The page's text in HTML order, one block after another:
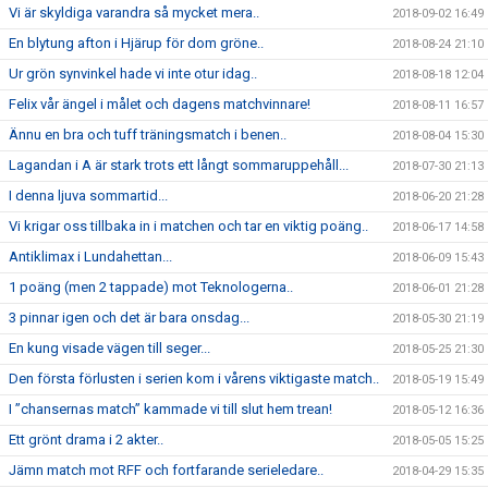
Vi är skyldiga varandra så mycket mera.. 2018-09-02 16:49
En blytung afton i Hjärup för dom gröne.. 2018-08-24 21:10
Ur grön synvinkel hade vi inte otur idag.. 2018-08-18 12:04
Felix vår ängel i målet och dagens matchvinnare! 2018-08-11 16:57
Ännu en bra och tuff träningsmatch i benen.. 2018-08-04 15:30
Lagandan i A är stark trots ett långt sommaruppehåll... 2018-07-30 21:13
I denna ljuva sommartid... 2018-06-20 21:28
Vi krigar oss tillbaka in i matchen och tar en viktig poäng.. 2018-06-17 14:58
Antiklimax i Lundahettan... 2018-06-09 15:43
1 poäng (men 2 tappade) mot Teknologerna.. 2018-06-01 21:28
3 pinnar igen och det är bara onsdag... 2018-05-30 21:19
En kung visade vägen till seger... 2018-05-25 21:30
Den första förlusten i serien kom i vårens viktigaste match.. 2018-05-19 15:49
I ”chansernas match” kammade vi till slut hem trean! 2018-05-12 16:36
Ett grönt drama i 2 akter.. 2018-05-05 15:25
Jämn match mot RFF och fortfarande serieledare.. 2018-04-29 15:35